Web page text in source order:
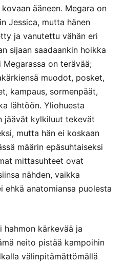
ääneen. Megara on
Jessica, mutta hänen
ja vanutettu vähän eri
sijaan saadaankin hoikka
on terävää;
muodot, posket,
kampaus, sormenpäät,
lähtöön. Yliohuesta
jäävät kylkiluut tekevät
mutta hän ei koskaan
määrin epäsuhtaiseksi
mittasuhteet ovat
nähden, vaikka
ehkä anatomiansa puolesta
hahmon kärkevää ja
neito pistää kampoihin
välinpitämättömällä